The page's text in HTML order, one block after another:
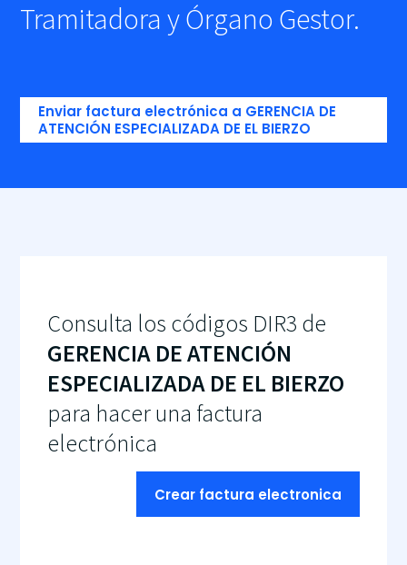
Tramitadora y Órgano Gestor.
Enviar factura electrónica a GERENCIA DE
ATENCIÓN ESPECIALIZADA DE EL BIERZO
Consulta los códigos DIR3 de
GERENCIA DE ATENCIÓN
ESPECIALIZADA DE EL BIERZO
para hacer una factura
electrónica
Crear factura electronica